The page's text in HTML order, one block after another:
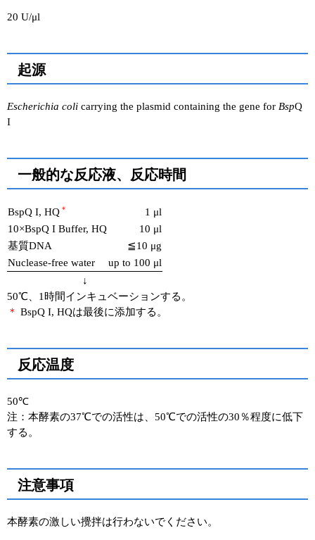
20 U/μl
起源
Escherichia coli carrying the plasmid containing the gene for BspQ
I
一般的な反応液、反応時間
BspQ I, HQ ＊
1 μl
10×BspQ I Buffer, HQ
10 μl
基質DNA
≦10 μg
Nuclease-free water
up to 100 μl
↓
50℃、1時間インキュベーションする。
＊ BspQ I, HQは最後に添加する。
反応温度
50℃
注：本酵素の37℃での活性は、50℃での活性の30％程度に低下
する。
注意事項
本酵素の激しい攪拌は行わないでください。